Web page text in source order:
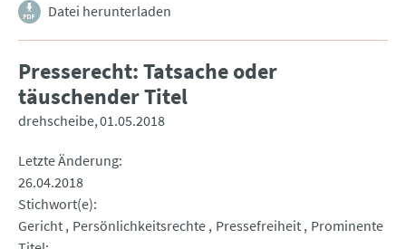
Datei herunterladen
Presserecht: Tatsache oder
täuschender Titel
drehscheibe 01.05.2018
Letzte Änderung
26.04.2018
Stichwort(e)
Gericht Persönlichkeitsrechte Pressefreiheit Prominente